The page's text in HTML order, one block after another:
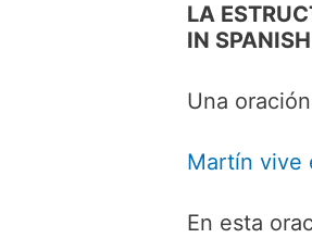
LA
IN
Una
Martín vive
En esta